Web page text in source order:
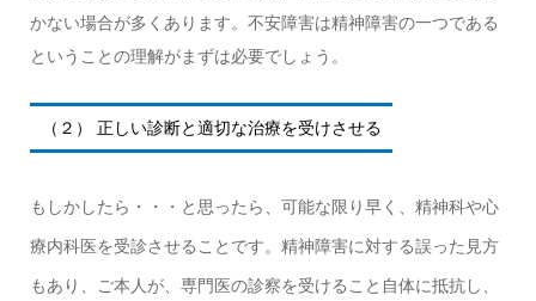
かない場合が多くあります。不安障害は精神障害の一つである
ということの理解がまずは必要でしょう。
（２） 正しい診断と適切な治療を受けさせる
もしかしたら・・・と思ったら、可能な限り早く、精神科や心
療内科医を受診させることです。精神障害に対する誤った見方
もあり、ご本人が、専門医の診察を受けること自体に抵抗し、